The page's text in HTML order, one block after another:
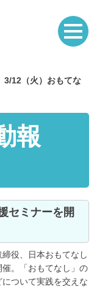
3/12（火）おもてな
報
役、日本おもてなし
。「おもてなし」の
ついて実践を交えな